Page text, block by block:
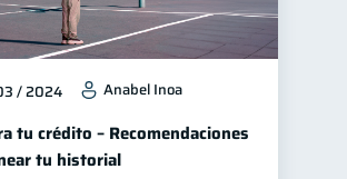
/ 2024 Anabel Inoa
tu crédito – Recomendaciones
tu historial